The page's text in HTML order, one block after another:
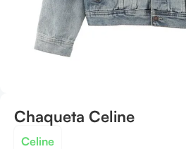
Chaqueta Celine
Celine